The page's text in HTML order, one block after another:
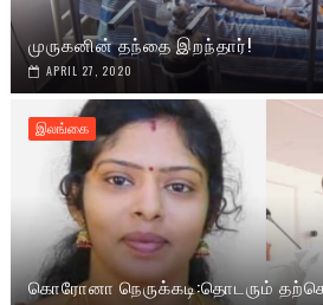
முருகனின் தந்தை இறந்தார்!
APRIL 27, 2020
இலங்கை
கொரோனா நெருக்கடி:தொடரும்